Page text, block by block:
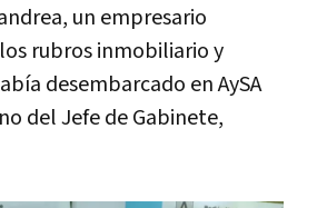
un empresario
rubros inmobiliario y
desembarcado en AySA
del Jefe de Gabinete,